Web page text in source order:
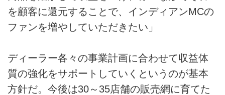
を顧客に還元することで、インディアンMCの
ファンを増やしていただきたい」
ディーラー各々の事業計画に合わせて収益体
質の強化をサポートしていくというのが基本
方針だ。今後は30～35店舗の販売網に育てた